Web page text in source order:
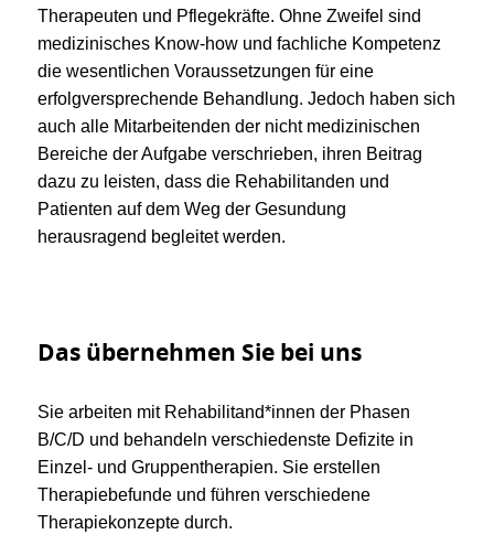
Therapeuten und Pflegekräfte. Ohne Zweifel sind
medizinisches Know-how und fachliche Kompetenz
die wesentlichen Voraussetzungen für eine
erfolgversprechende Behandlung. Jedoch haben sich
auch alle Mitarbeitenden der nicht medizinischen
Bereiche der Aufgabe verschrieben, ihren Beitrag
dazu zu leisten, dass die Rehabilitanden und
Patienten auf dem Weg der Gesundung
herausragend begleitet werden.
Das übernehmen Sie bei uns
Sie arbeiten mit Rehabilitand*innen der Phasen
B/C/D und behandeln verschiedenste Defizite in
Einzel- und Gruppentherapien. Sie erstellen
Therapiebefunde und führen verschiedene
Therapiekonzepte durch.